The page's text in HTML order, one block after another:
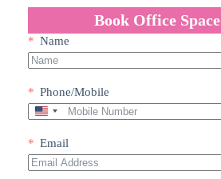
Book Office Space
Name
Phone/Mobile
U
i
t
e
Email